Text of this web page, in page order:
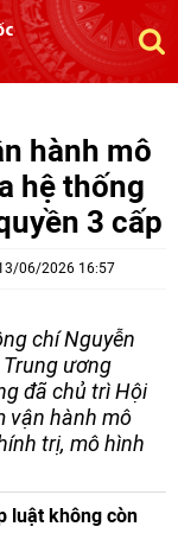
hành mô
hệ thống
3 cấp
06/2026 16:57
chí Nguyễn
Trung ương
đã chủ trì Hội
vận hành mô
trị, mô hình
luật không còn